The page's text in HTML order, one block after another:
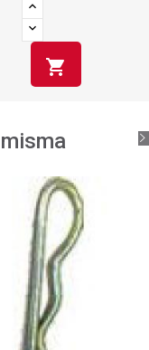
shopping_cart